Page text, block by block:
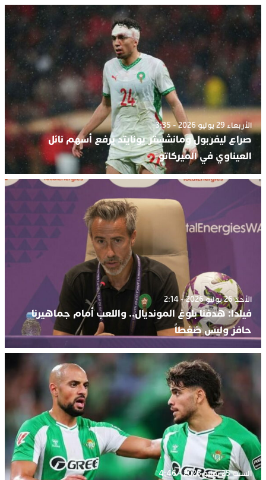
الأربعاء 29 يوليو 2026 - 3:35
صراع ليفربول ومانشستر يونايتد يرفع أسهم نائل
العيناوي في الميركاتو
الأحد 26 يوليو 2026 - 2:14
فيلدا: هدفنا بلوغ المونديال.. واللعب أمام جماهيرنا
حافز وليس ضغطاً
السبت 25 يوليو 2026 - 4:46